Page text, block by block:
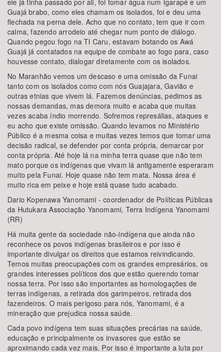
ele já tinha passado por ali, foi tomar água num Igarapé e um
Guajá brabo, como eles chamam os isolados, foi e deu uma
flechada na perna dele. Acho que no contato, tem que ir com
calma, fazendo arrodeio até chegar num ponto de diálogo.
Quando pegou fogo na TI Caru, estavam botando os Awá
Guajá já contatados na equipe de combate ao fogo para, caso
houvesse contato, dialogar diretamente com os isolados.
No Maranhão vemos um descaso e uma omissão da Funai
tanto com os isolados como com nós Guajajara, Gavião e
outras etnias que vivem lá. Fazemos denúncias, pedimos as
nossas demandas, mas demora muito e acaba que muitas
vezes acaba índio morrendo. Sofremos represálias, ataques e
eu acho que existe omissão. Quando levamos no Ministério
Público é a mesma coisa e muitas vezes temos que tomar uma
decisão radical, se defender por conta própria, demarcar por
conta própria. Até hoje lá na minha terra quase que não tem
mato porque os indígenas que vivam lá antigamente esperaram
muito pela Funai. Hoje quase não tem mata. Nossa área é
muito rica em peixe e hoje está quase tudo acabado.
Dario Kopenawa Yanomami - coordenador de Políticas Públicas
da Hutukara Associação Yanomami, Terra Indígena Yanomami
(RR)
Há muita gente da sociedade não-indígena que ainda não
reconhece os povos indígenas brasileiros e por isso é
importante divulgar os direitos que estamos reivindicando.
Temos muitas preocupações com os grandes empresários, os
grandes interesses políticos dos que estão querendo tomar
nossa terra. Por isso são importantes as homologações de
terras indígenas, a retirada dos garimpeiros, retirada dos
fazendeiros. O mais perigoso para nós, Yanomami, é a
mineração que prejudica nossa saúde.
Cada povo indígena tem suas situações precárias na saúde,
educação e principalmente os invasores que estão se
aproximando cada vez mais. Por isso é importante a luta por